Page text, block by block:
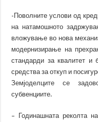
-Поволните услови од
на натамошното
вложување во нова
модернизирање на
стандарди за квалитет и
средства за откуп и
Земјоделците се
субвенциите.
– Годинашната реколта